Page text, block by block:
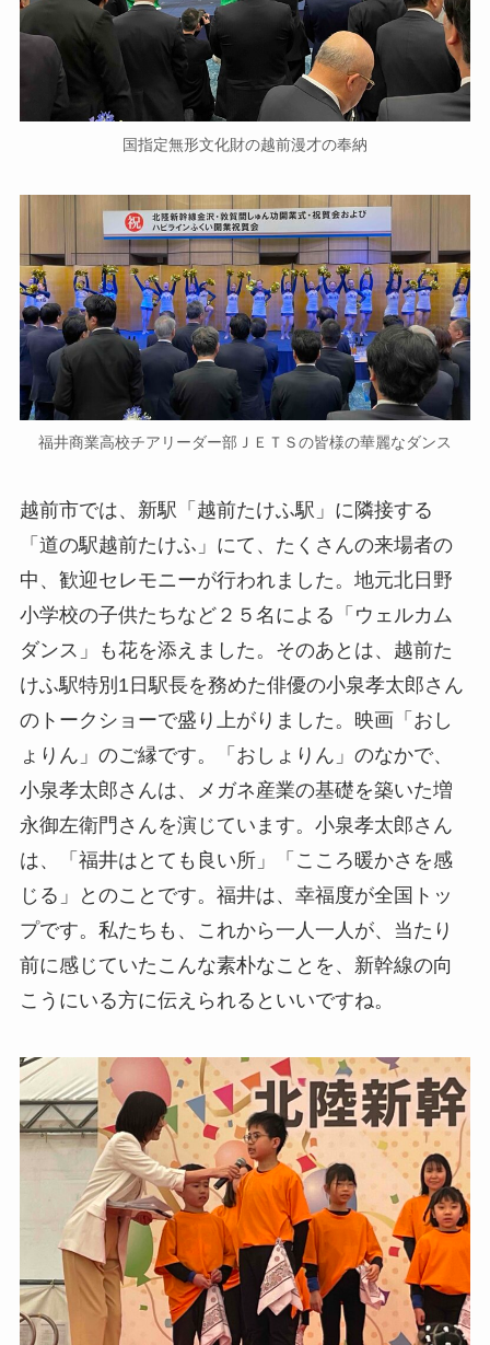
国指定無形文化財の越前漫才の奉納
福井商業高校チアリーダー部ＪＥＴＳの皆様の華麗なダンス
越前市では、新駅「越前たけふ駅」に隣接する
「道の駅越前たけふ」にて、たくさんの来場者の
中、歓迎セレモニーが行われました。地元北日野
小学校の子供たちなど２５名による「ウェルカム
ダンス」も花を添えました。そのあとは、越前た
けふ駅特別1日駅長を務めた俳優の小泉孝太郎さん
のトークショーで盛り上がりました。映画「おし
ょりん」のご縁です。「おしょりん」のなかで、
小泉孝太郎さんは、メガネ産業の基礎を築いた増
永御左衛門さんを演じています。小泉孝太郎さん
は、「福井はとても良い所」「こころ暖かさを感
じる」とのことです。福井は、幸福度が全国トッ
プです。私たちも、これから一人一人が、当たり
前に感じていたこんな素朴なことを、新幹線の向
こうにいる方に伝えられるといいですね。